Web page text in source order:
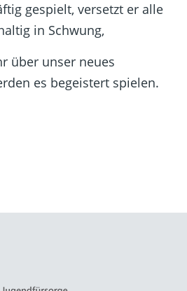
gespielt, versetzt er alle
in Schwung,
über unser neues
es begeistert spielen.